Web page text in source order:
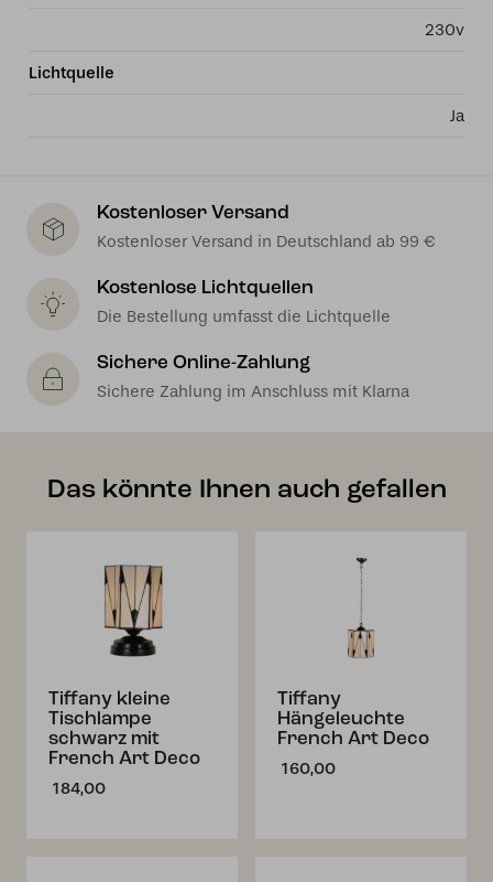
230v
Lichtquelle
Ja
Kostenloser Versand
Kostenloser Versand in Deutschland ab 99 €
Kostenlose Lichtquellen
Die Bestellung umfasst die Lichtquelle
Sichere Online-Zahlung
Sichere Zahlung im Anschluss mit Klarna
Das könnte Ihnen auch gefallen
Tiffany kleine
Tischlampe
schwarz mit
French Art Deco
184,00
Tiffany
Hängeleuchte
French Art Deco
160,00